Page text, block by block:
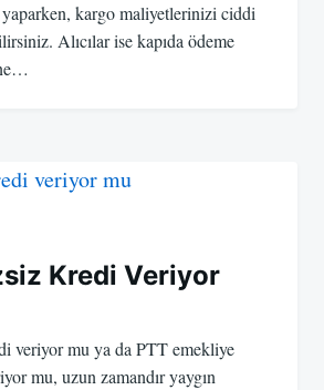
yaparken, kargo maliyetlerinizi ciddi
Alıcılar ise kapıda ödeme
Kredi Veriyor
veriyor mu ya da PTT emekliye
mu, uzun zamandır yaygın